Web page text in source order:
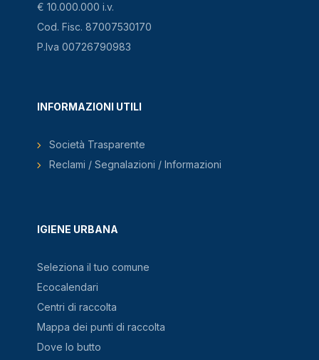
€ 10.000.000 i.v.
Cod. Fisc. 87007530170
P.Iva 00726790983
IGIENE URBANA
Seleziona il tuo comune
Ecocalendari
Centri di raccolta
Mappa dei punti di raccolta
Dove lo butto
INFORMAZIONI UTILI
Società Trasparente
Reclami / Segnalazioni / Informazioni